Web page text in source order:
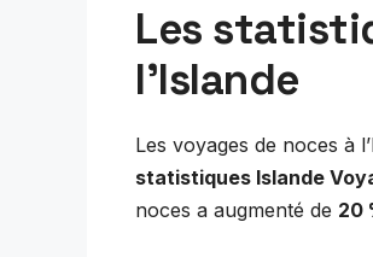
Les
l’Islande
Les voyages de noces à
statistiques Islande
noces a augmenté de 20